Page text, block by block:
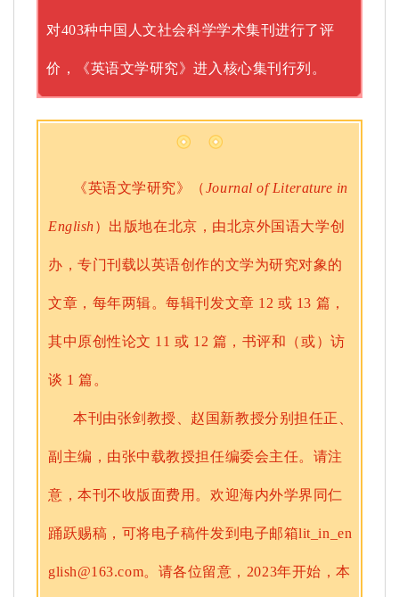
对403种中国人文社会科学学术集刊进行了评
价， 《英语文学研究》进入核心集刊行列。
《英语文学研究》（Journal of Literature in
English）出版地在北京，由北京外国语大学创
办，专门刊载以英语创作的文学为研究对象的
文章，每年两辑。每辑刊发文章 12 或 13 篇，
其中原创性论文 11 或 12 篇，书评和（或）访
谈 1 篇。
本刊由张剑教授、赵国新教授分别担任正、
副主编，由张中载教授担任编委会主任。请注
意，本刊不收版面费用。欢迎海内外学界同仁
踊跃赐稿， 可将电子稿件发到电子邮箱lit_in_en
glish@163.com。 请各位留意，2023年开始，本